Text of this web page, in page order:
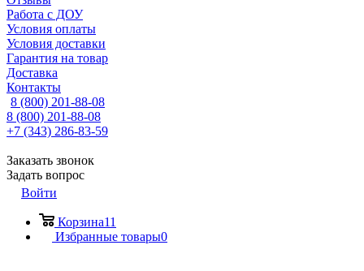
Работа с ДОУ
Условия оплаты
Условия доставки
Гарантия на товар
Доставка
Контакты
8 (800) 201-88-08
8 (800) 201-88-08
+7 (343) 286-83-59
Заказать звонок
Задать вопрос
Войти
Корзина11
Избранные товары0